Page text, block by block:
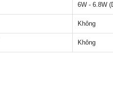
6W - 6.8W
Không
Không